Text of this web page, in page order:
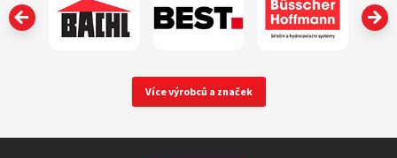
‹
Více výrobců a značek